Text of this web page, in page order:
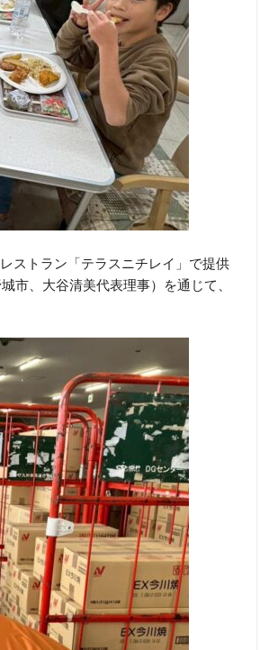
ストラン「テラスニチレイ」で提供
市、大谷清美代表理事）を通じて、